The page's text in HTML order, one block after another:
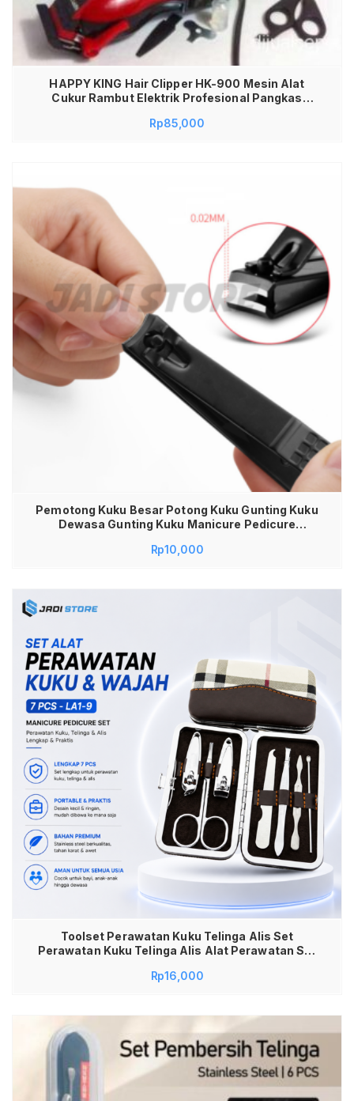
HAPPY KING Hair Clipper HK-900 Mesin Alat
Cukur Rambut Elektrik Profesional Pangkas
Untuk Barbershop Salon Rumah Tangga Mata
Rp85,000
Pemotong Kuku Besar Potong Kuku Gunting Kuku
Dewasa Gunting Kuku Manicure Pedicure
Hitam
Rp10,000
Toolset Perawatan Kuku Telinga Alis Set
Perawatan Kuku Telinga Alis Alat Perawatan Set
Portable
Rp16,000